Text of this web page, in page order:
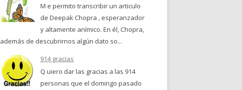
M e permito transcribir un articulo
de Deepak Chopra , esperanzador
y altamente anímico. En él, Chopra,
además de descubrirnos algún dato so...
914 gracias
Q uiero dar las gracias a las 914
personas que el domingo pasado